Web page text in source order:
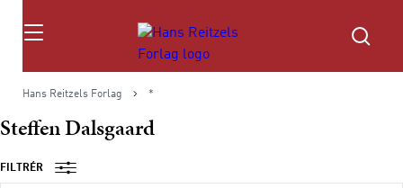
Søg
Hans Reitzels Forlag *
Steffen Dalsgaard
FILTRÉR